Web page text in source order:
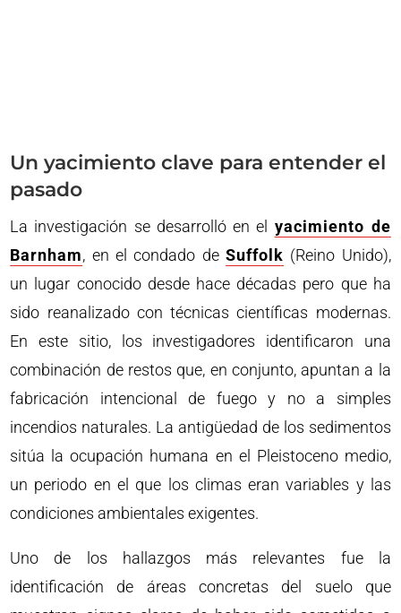
Un yacimiento clave para entender el
pasado
La investigación se desarrolló en el yacimiento de
Barnham, en el condado deSuffolk (Reino Unido),
un lugar conocido desde hace décadas pero que ha
sido reanalizado con técnicas científicas modernas.
En este sitio, los investigadores identificaron una
combinación de restos que, en conjunto, apuntan a la
fabricación intencional de fuego y no a simples
incendios naturales. La antigüedad de los sedimentos
sitúa la ocupación humana en el Pleistoceno medio,
un periodo en el que los climas eran variables y las
condiciones ambientales exigentes.
Uno de los hallazgos más relevantes fue la
identificación de áreas concretas del suelo que